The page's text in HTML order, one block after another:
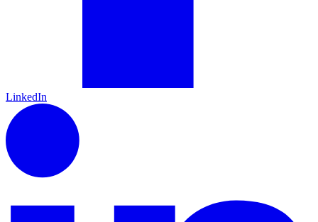
LinkedIn